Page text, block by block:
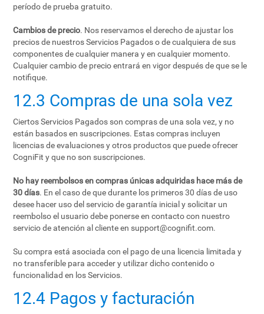
período de prueba gratuito.
Cambios de precio. Nos reservamos el derecho de ajustar los
precios de nuestros Servicios Pagados o de cualquiera de sus
componentes de cualquier manera y en cualquier momento.
Cualquier cambio de precio entrará en vigor después de que se le
notifique.
12.3 Compras de una sola vez
Ciertos Servicios Pagados son compras de una sola vez, y no
están basados en suscripciones. Estas compras incluyen
licencias de evaluaciones y otros productos que puede ofrecer
CogniFit y que no son suscripciones.
No hay reembolsos en compras únicas adquiridas hace más de
30 días. En el caso de que durante los primeros 30 días de uso
desee hacer uso del servicio de garantía inicial y solicitar un
reembolso el usuario debe ponerse en contacto con nuestro
servicio de atención al cliente en support@cognifit.com.
Su compra está asociada con el pago de una licencia limitada y
no transferible para acceder y utilizar dicho contenido o
funcionalidad en los Servicios.
12.4 Pagos y facturación